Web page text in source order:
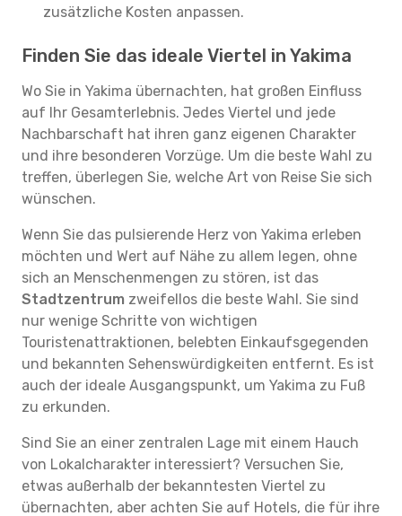
zusätzliche Kosten anpassen.
Finden Sie das ideale Viertel in Yakima
Wo Sie in Yakima übernachten, hat großen Einfluss
auf Ihr Gesamterlebnis. Jedes Viertel und jede
Nachbarschaft hat ihren ganz eigenen Charakter
und ihre besonderen Vorzüge. Um die beste Wahl zu
treffen, überlegen Sie, welche Art von Reise Sie sich
wünschen.
Wenn Sie das pulsierende Herz von Yakima erleben
möchten und Wert auf Nähe zu allem legen, ohne
sich an Menschenmengen zu stören, ist das
Stadtzentrum zweifellos die beste Wahl. Sie sind
nur wenige Schritte von wichtigen
Touristenattraktionen, belebten Einkaufsgegenden
und bekannten Sehenswürdigkeiten entfernt. Es ist
auch der ideale Ausgangspunkt, um Yakima zu Fuß
zu erkunden.
Sind Sie an einer zentralen Lage mit einem Hauch
von Lokalcharakter interessiert? Versuchen Sie,
etwas außerhalb der bekanntesten Viertel zu
übernachten, aber achten Sie auf Hotels, die für ihre